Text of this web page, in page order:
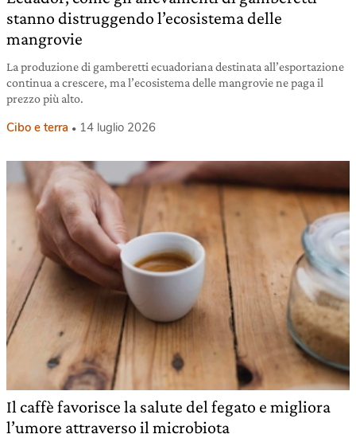
stanno distruggendo l’ecosistema delle
mangrovie
La produzione di gamberetti ecuadoriana destinata all’esportazione
continua a crescere, ma l’ecosistema delle mangrovie ne paga il
prezzo più alto.
Cibo e terra 14 luglio 2026
Il caffè favorisce la salute del fegato e migliora
l’umore attraverso il microbiota